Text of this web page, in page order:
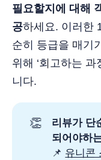
필요할지에 대해
공하세요. 이러한
순히 등급을 매기
위해 ‘회고하는
니다.
👏
리뷰가 단
되어야하
📌 유니콘